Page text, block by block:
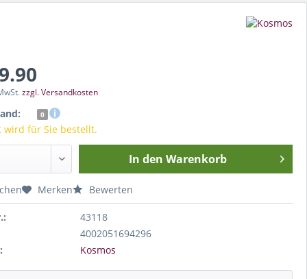
zzgl. Versandkosten
0
wird für Sie bestellt.
In den Warenkorb
Merken Bewerten
43118
4002051694296
Kosmos